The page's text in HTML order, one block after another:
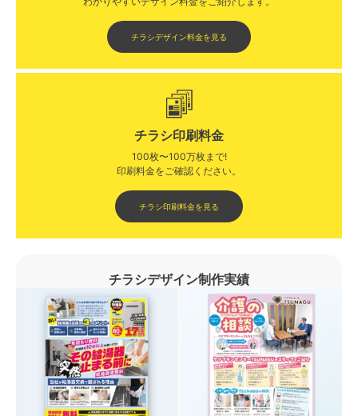
チラシデザイン料金を見る
チラシ印刷料金
100枚〜100万枚まで!
印刷料金をご確認ください。​
チラシ印刷料金を見る
チラシデザイン制作実績